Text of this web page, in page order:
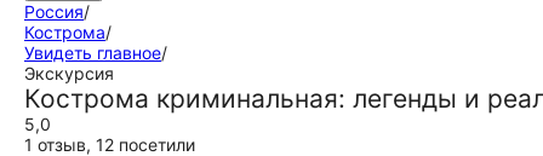
Россия/
Кострома/
Увидеть главное/
Экскурсия
Кострома криминальная: легенды и
5,0
1 отзыв, 12 посетили